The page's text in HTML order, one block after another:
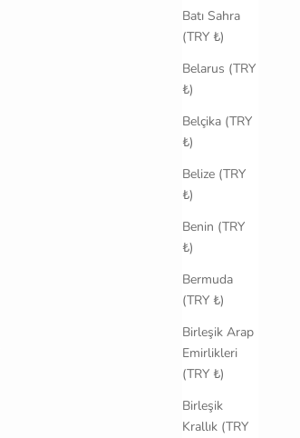
Batı Sahra
(TRY ₺)
Belarus (TRY
₺)
Belçika (TRY
₺)
Belize (TRY
₺)
Benin (TRY
₺)
Bermuda
(TRY ₺)
Birleşik Arap
Emirlikleri
(TRY ₺)
Birleşik
Krallık (TRY